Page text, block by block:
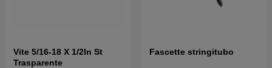
Vite 5/16-18 X 1/2In St
Trasparente
Fascette stringitubo